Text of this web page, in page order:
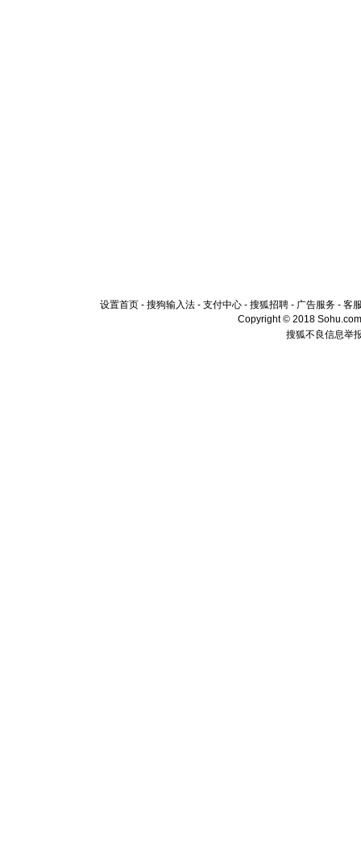
设置首页 - 搜狗输入法 - 支付中心 - 搜狐招聘 - 广告服务 - 客
Copyright © 2018
搜狐不良信息举